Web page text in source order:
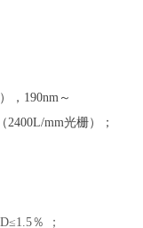
，190nm～
2400L/mm光栅）；
％ ；